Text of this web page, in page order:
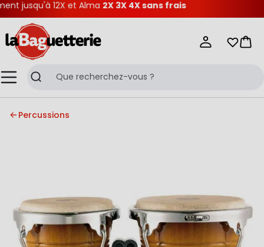
jusqu'à 12X et Alma2X 3X 4X sans frais
MenuRecherche
Mes
Percussions